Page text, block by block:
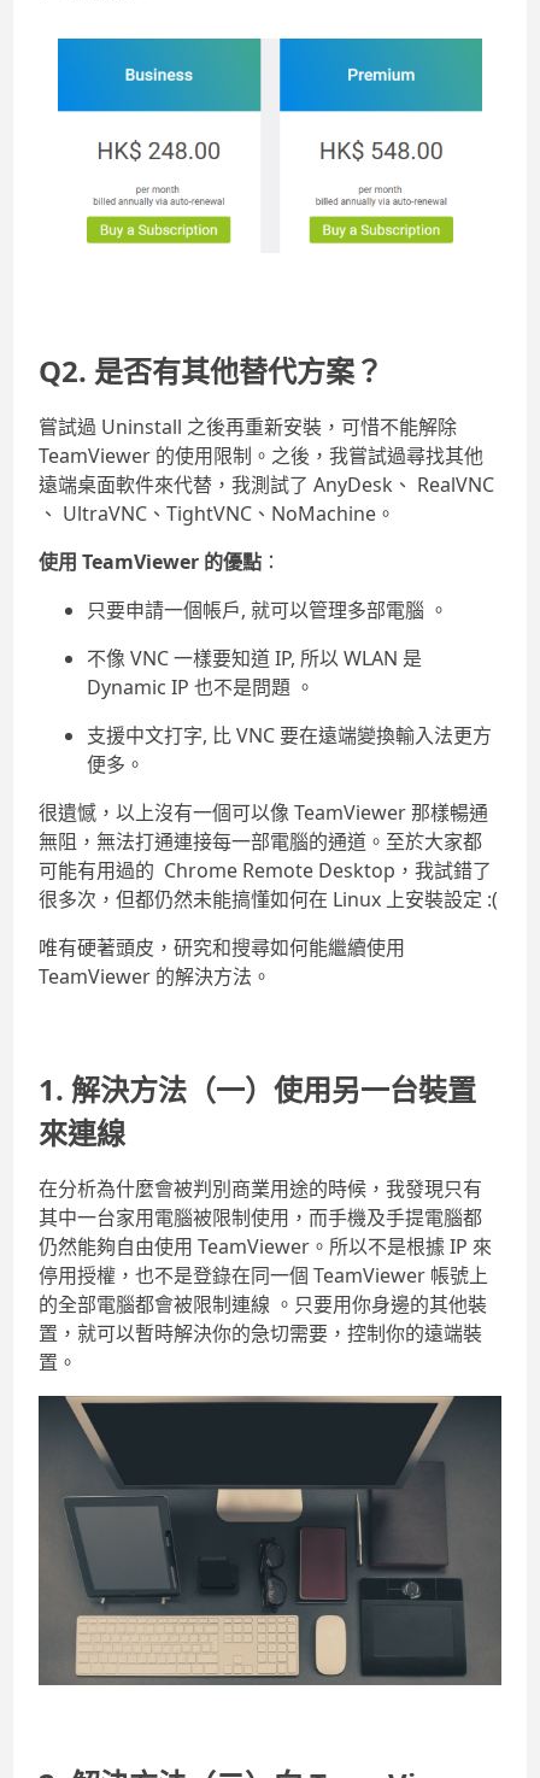
Q2. 是否有其他替代方案？
嘗試過 Uninstall 之後再重新安裝，可惜不能解除
TeamViewer 的使用限制。之後，我嘗試過尋找其他
遠端桌面軟件來代替，我測試了 AnyDesk、 RealVNC
、 UltraVNC、TightVNC、NoMachine。
使用 TeamViewer 的優點 ：
只要申請一個帳戶, 就可以管理多部電腦 。
不像 VNC 一樣要知道 IP, 所以 WLAN 是
Dynamic IP 也不是問題 。
支援中文打字, 比 VNC 要在遠端變換輸入法更方
便多。
很遺憾，以上沒有一個可以像 TeamViewer 那樣暢通
無阻，無法打通連接每一部電腦的通道。至於大家都
可能有用過的 Chrome Remote Desktop，我試錯了
很多次，但都仍然未能搞懂如何在 Linux 上安裝設定 :(
唯有硬著頭皮，研究和搜尋如何能繼續使用
TeamViewer 的解決方法。
1. 解決方法（一）使用另一台裝置
來連線
在分析為什麼會被判別商業用途的時候，我發現只有
其中一台家用電腦被限制使用，而手機及手提電腦都
仍然能夠自由使用 TeamViewer。所以不是根據 IP 來
停用授權，也不是登錄在同一個 TeamViewer 帳號上
的全部電腦都會被限制連線 。只要用你身邊的其他裝
置，就可以暫時解決你的急切需要，控制你的遠端裝
置。